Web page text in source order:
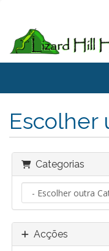
Escolher
Categorias
Acções